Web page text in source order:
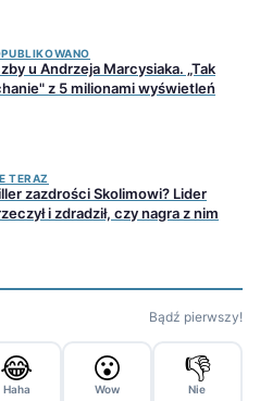
u Andrzeja Marcysiaka. „Tak
z 5 milionami wyświetleń
TERAZ
zazdrości Skolimowi? Lider
i zdradził, czy nagra z nim
Bądź pierwszy!
😂
Haha
😮
Wow
👎
Nie